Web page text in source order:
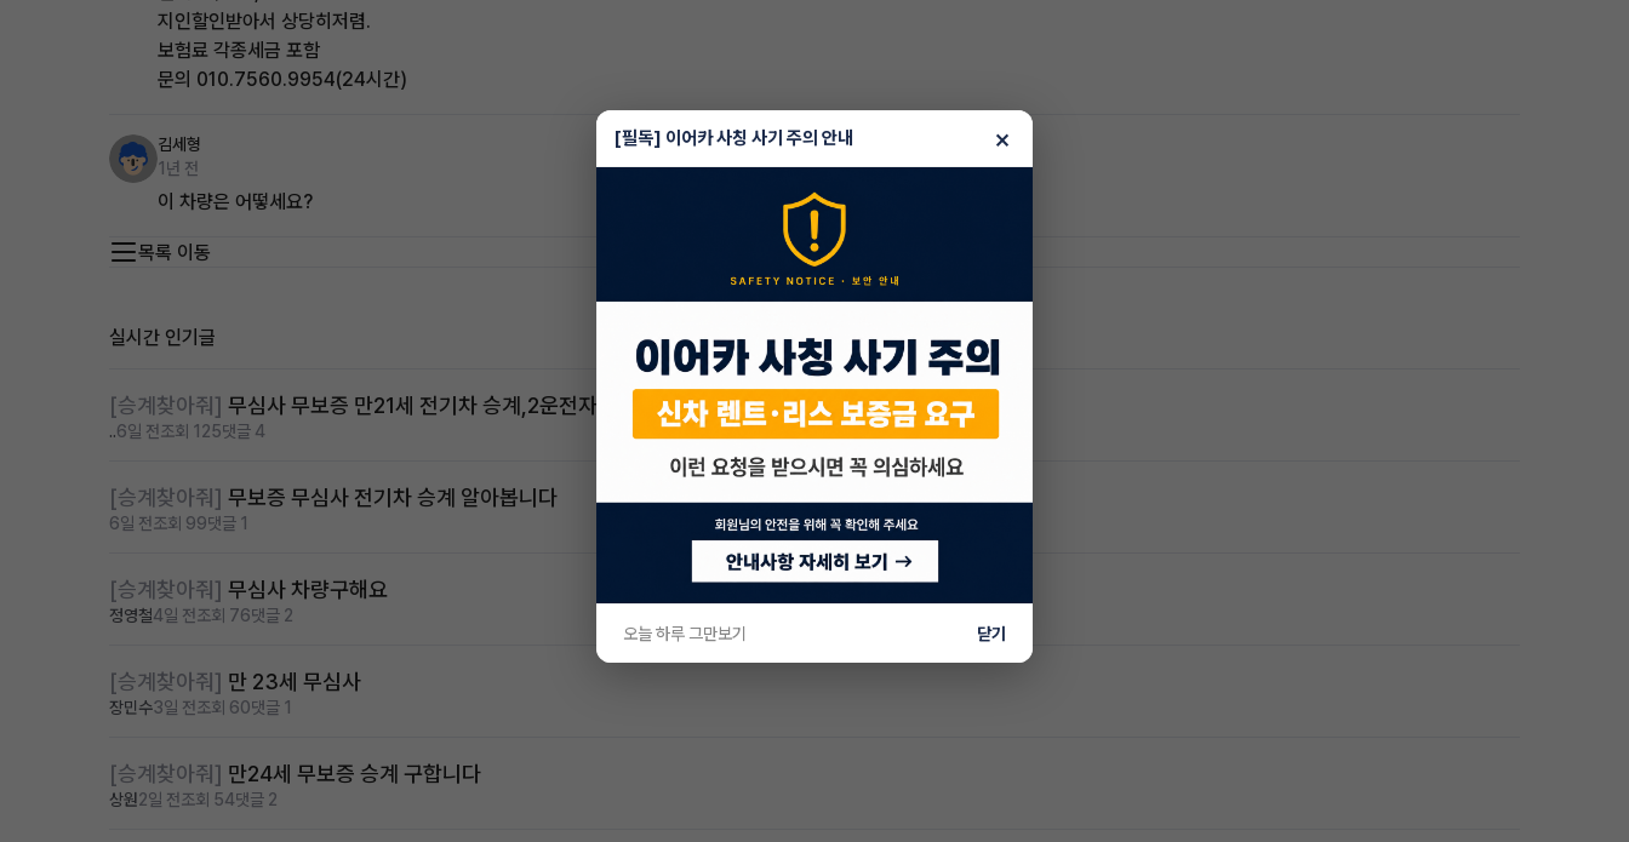
지인할인받아서 상당히저렴.
보험료 각종세금 포함
문의 010.7560.9954(24시간)
김세형
1년 전
이 차량은 어떻세요?
목록 이동
실시간 인기글
[승계찾아줘] 무심사 무보증 만21세 전기차 승계,2운전자
..6일 전조회 125댓글 4
[승계찾아줘] 무보증 무심사 전기차 승계 알아봅니다
6일 전조회 99댓글 1
[승계찾아줘] 무심사 차량구해요
정영철4일 전조회 76댓글 2
[승계찾아줘] 만 23세 무심사
장민수3일 전조회 60댓글 1
[승계찾아줘] 만24세 무보증 승계 구합니다
상원2일 전조회 54댓글 2
[필독] 이어카 사칭 사기 주의 안내 ×
오늘 하루 그만보기 닫기